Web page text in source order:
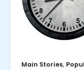
Main Stories,